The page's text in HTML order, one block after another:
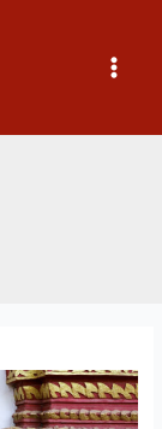
Main
Menu